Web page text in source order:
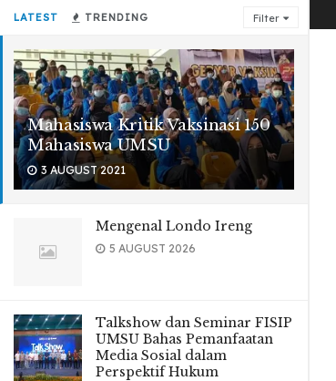
LATEST TRENDING Filter
Mahasiswa Kritik Vaksinasi 150
Mahasiswa UMSU
3 AUGUST 2021
Mengenal Londo Ireng
5 AUGUST 2026
Talkshow dan Seminar FISIP
UMSU Bahas Pemanfaatan
Media Sosial dalam
Perspektif Hukum